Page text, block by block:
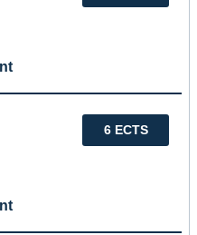
6 ECTS